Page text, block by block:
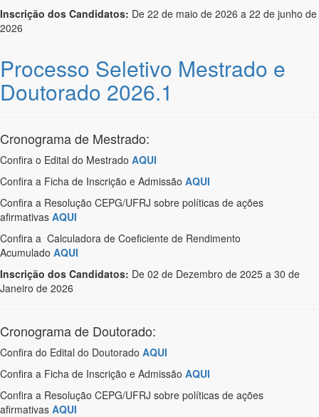
Inscrição dos Candidatos: De 22 de maio de 2026 a 22 de junho de
2026
Processo Seletivo Mestrado e
Doutorado 2026.1
Cronograma de Mestrado:
Confira o Edital do Mestrado AQUI
Confira a Ficha de Inscrição e Admissão AQUI
Confira a Resolução CEPG/UFRJ sobre políticas de ações
afirmativas AQUI
Confira a Calculadora de Coeficiente de Rendimento
Acumulado AQUI
Inscrição dos Candidatos: De 02 de Dezembro de 2025 a 30 de
Janeiro de 2026
Cronograma de Doutorado:
Confira do Edital do Doutorado AQUI
Confira a Ficha de Inscrição e Admissão AQUI
Confira a Resolução CEPG/UFRJ sobre políticas de ações
afirmativas AQUI